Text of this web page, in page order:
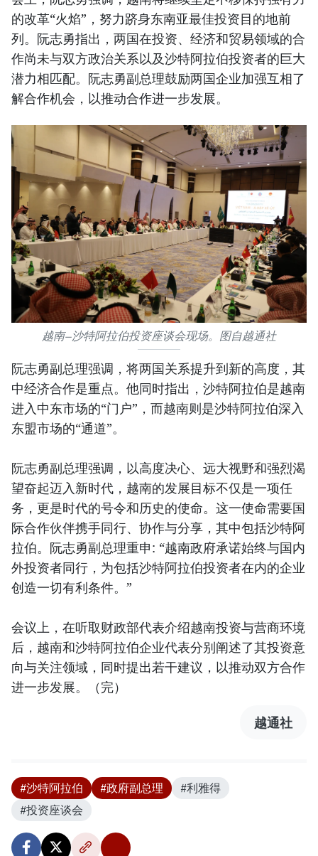
的改革“火焰”，努力跻身东南亚最佳投资目的地前
列。阮志勇指出，两国在投资、经济和贸易领域的合
作尚未与双方政治关系以及沙特阿拉伯投资者的巨大
潜力相匹配。阮志勇副总理鼓励两国企业加强互相了
解合作机会，以推动合作进一步发展。
越南—沙特阿拉伯投资座谈会现场。图自越通社
阮志勇副总理强调，将两国关系提升到新的高度，其
中经济合作是重点。他同时指出，沙特阿拉伯是越南
进入中东市场的“门户”，而越南则是沙特阿拉伯深入
东盟市场的“通道”。
阮志勇副总理强调，以高度决心、远大视野和强烈渴
望奋起迈入新时代，越南的发展目标不仅是一项任
务，更是时代的号令和历史的使命。这一使命需要国
际合作伙伴携手同行、协作与分享，其中包括沙特阿
拉伯。阮志勇副总理重申: “越南政府承诺始终与国内
外投资者同行，为包括沙特阿拉伯投资者在内的企业
创造一切有利条件。”
会议上，在听取财政部代表介绍越南投资与营商环境
后，越南和沙特阿拉伯企业代表分别阐述了其投资意
向与关注领域，同时提出若干建议，以推动双方合作
进一步发展。（完）
越通社
#沙特阿拉伯 #政府副总理
#利雅得
#投资座谈会